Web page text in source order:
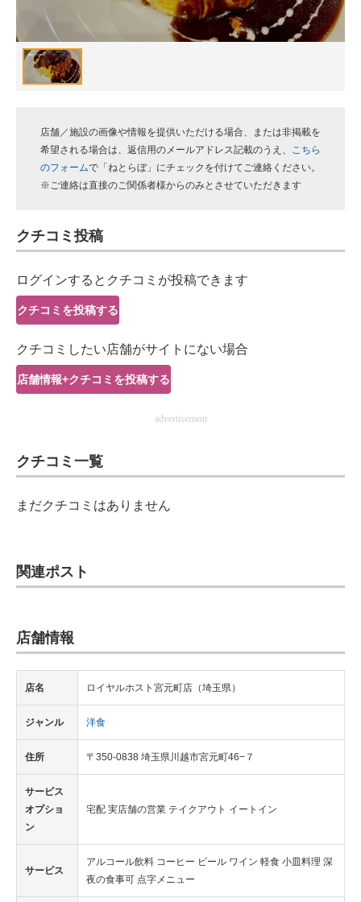
進化するPCとデバイスの未来
好きが集まる 比べて選べる
ビジネスと働き方のヒント
企業ITのトレンドを詳説
経営リーダーのコミュニティ
ITエンジニア向け専門サイト
企業向けIT製品の総合サイト
IT製品の技術・比較・事例
製造業のIT導入・活用を支援
エレクトロニクス専門サイト
電子設計の基本と応用
ちょっと気になるネットの話題
店舗／施設の画像や情報を提供いただける場合、または非掲載を
希望される場合は、返信用のメールアドレス記載のうえ、
こちら
のフォームで「ねとらぼ」にチェックを付けてご連絡ください。
※ご連絡は直接のご関係者様からのみとさせていただきます
クチコミ投稿
ログインするとクチコミが投稿できます
クチコミを投稿する
クチコミしたい店舗がサイトにない場合
店舗情報+クチコミを投稿する
advertisement
クチコミ一覧
まだクチコミはありません
関連ポスト
店舗情報
店名 ロイヤルホスト宮元町店（埼玉県）
ジャンル 洋食
住所 〒350-0838 埼玉県川越市宮元町46−７
サービス
オプショ
ン
宅配 実店舗の営業 テイクアウト イートイン
サービス
アルコール飲料 コーヒー ビール ワイン 軽食 小皿料理 深
夜の食事可 点字メニュー